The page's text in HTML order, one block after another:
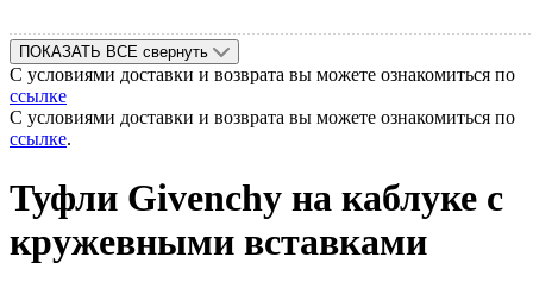
ПОКАЗАТЬ ВСЕ свернуть
С условиями доставки и возврата вы можете ознакомиться по
ссылке
С условиями доставки и возврата вы можете ознакомиться по
ссылке.
Туфли Givenchy на каблуке c
кружевными вставками